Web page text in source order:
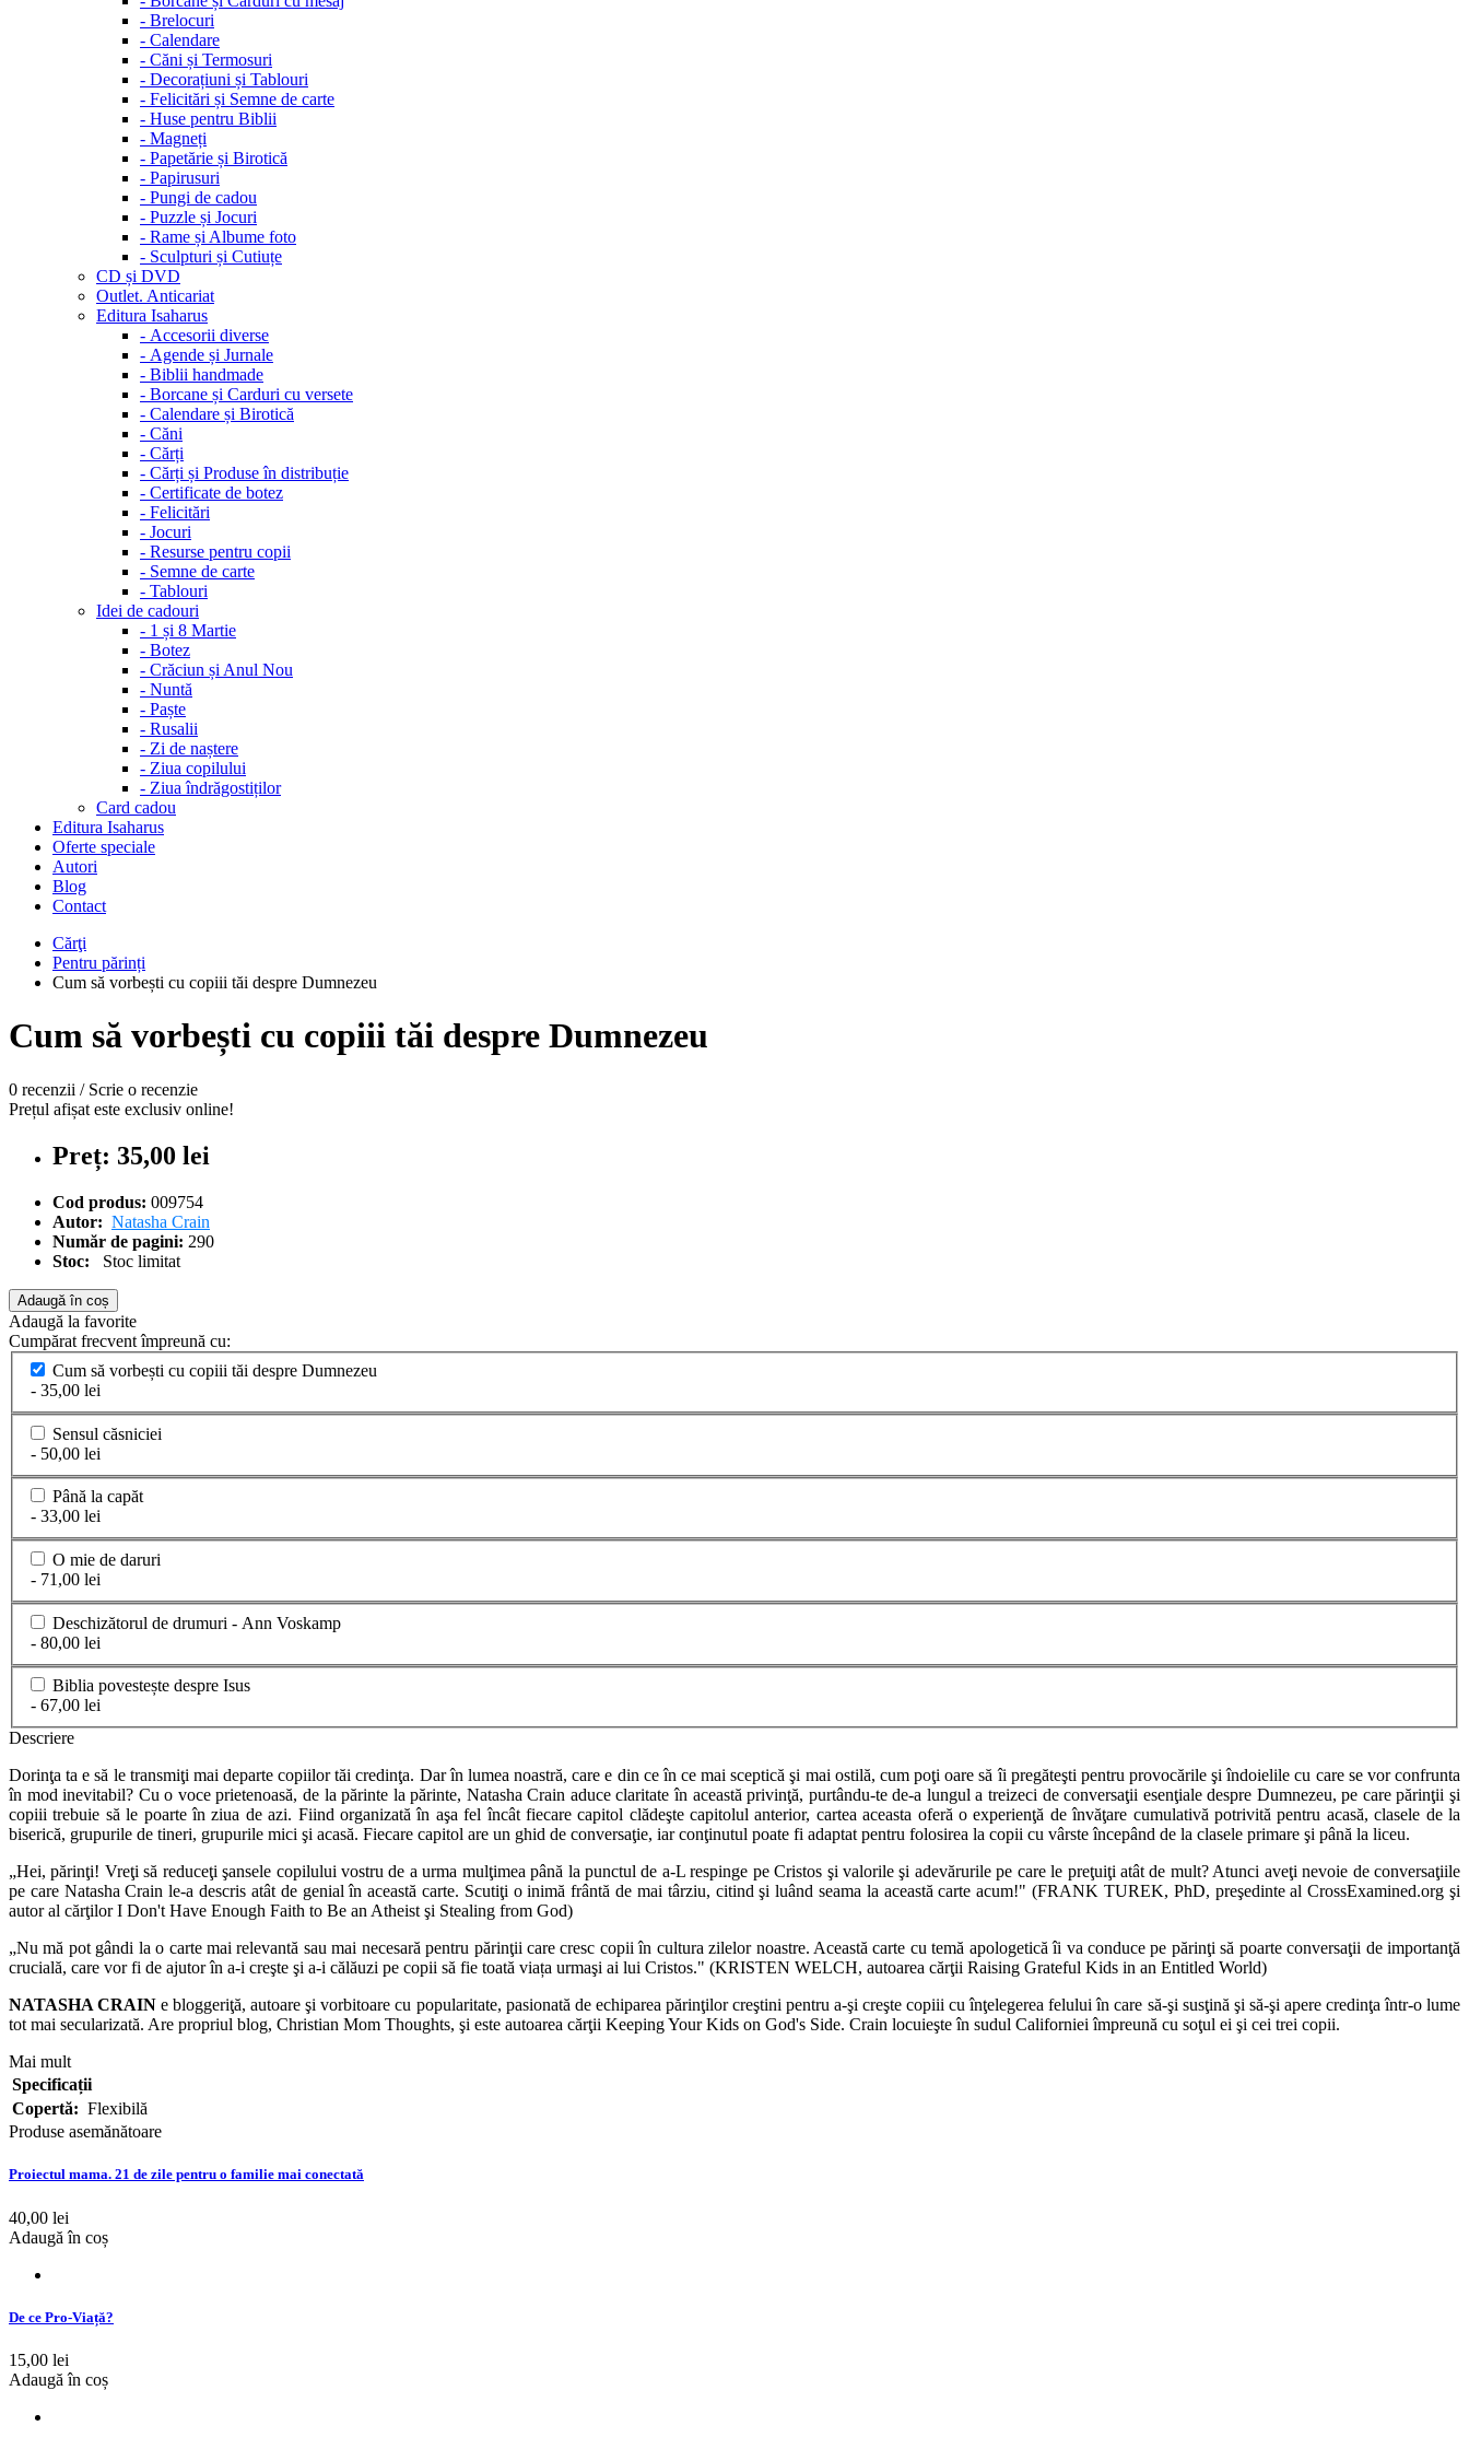
- Brelocuri
- Calendare
- Căni și Termosuri
- Decorațiuni și Tablouri
- Felicitări și Semne de carte
- Huse pentru Biblii
- Magneți
- Papetărie și Birotică
- Papirusuri
- Pungi de cadou
- Puzzle și Jocuri
- Rame și Albume foto
- Sculpturi și Cutiuțe
CD și DVD
Outlet. Anticariat
Editura Isaharus
- Accesorii diverse
- Agende și Jurnale
- Biblii handmade
- Borcane și Carduri cu versete
- Calendare și Birotică
- Căni
- Cărți
- Cărți și Produse în distribuție
- Certificate de botez
- Felicitări
- Jocuri
- Resurse pentru copii
- Semne de carte
- Tablouri
Idei de cadouri
- 1 și 8 Martie
- Botez
- Crăciun și Anul Nou
- Nuntă
- Paște
- Rusalii
- Zi de naștere
- Ziua copilului
- Ziua îndrăgostiților
Card cadou
Editura Isaharus
Oferte speciale
Autori
Blog
Contact
Cărţi
Pentru părinți
Cum să vorbești cu copiii tăi despre Dumnezeu
Cum să vorbești cu copiii tăi despre Dumnezeu
0 recenzii / Scrie o recenzie
Prețul afișat este exclusiv online!
Preț: 35,00 lei
Cod produs: 009754
Autor: Natasha Crain
Număr de pagini: 290
Stoc:
Stoc limitat
Adaugă în coș
Adaugă la favorite
Cumpărat frecvent împreună cu:
Cum să vorbești cu copiii tăi despre Dumnezeu
- 35,00 lei
Sensul căsniciei
- 50,00 lei
Până la capăt
- 33,00 lei
O mie de daruri
- 71,00 lei
Deschizătorul de drumuri - Ann Voskamp
- 80,00 lei
Biblia povestește despre Isus
- 67,00 lei
Descriere
Dorinţa ta e să le transmiţi mai departe copiilor tăi credinţa. Dar în lumea noastră, care e din ce în ce mai sceptică şi mai ostilă, cum poţi oare să îi pregăteşti pentru provocările şi îndoielile cu care se vor confrunta
în mod inevitabil? Cu o voce prietenoasă, de la părinte la părinte, Natasha Crain aduce claritate în această privinţă, purtându-te de-a lungul a treizeci de conversaţii esenţiale despre Dumnezeu, pe care părinţii şi
copiii trebuie să le poarte în ziua de azi. Fiind organizată în aşa fel încât fiecare capitol clădeşte capitolul anterior, cartea aceasta oferă o experienţă de învăţare cumulativă potrivită pentru acasă, clasele de la
biserică, grupurile de tineri, grupurile mici şi acasă. Fiecare capitol are un ghid de conversaţie, iar conţinutul poate fi adaptat pentru folosirea la copii cu vârste începând de la clasele primare şi până la liceu.
„Hei, părinţi! Vreţi să reduceţi şansele copilului vostru de a urma mulţimea până la punctul de a-L respinge pe Cristos şi valorile şi adevărurile pe care le preţuiţi atât de mult? Atunci aveţi nevoie de conversaţiile
pe care Natasha Crain le-a descris atât de genial în această carte. Scutiţi o inimă frântă de mai târziu, citind şi luând seama la această carte acum!" (FRANK TUREK, PhD, preşedinte al CrossExamined.org şi
autor al cărţilor I Don't Have Enough Faith to Be an Atheist şi Stealing from God)
„Nu mă pot gândi la o carte mai relevantă sau mai necesară pentru părinţii care cresc copii în cultura zilelor noastre. Această carte cu temă apologetică îi va conduce pe părinţi să poarte conversaţii de importanţă
crucială, care vor fi de ajutor în a-i creşte şi a-i călăuzi pe copii să fie toată viața urmaşi ai lui Cristos." (KRISTEN WELCH, autoarea cărţii Raising Grateful Kids in an Entitled World)
NATASHA CRAIN e bloggeriţă, autoare şi vorbitoare cu popularitate, pasionată de echiparea părinţilor creştini pentru a-şi creşte copiii cu înţelegerea felului în care să-şi susţină şi să-şi apere credinţa într-o lume
tot mai secularizată. Are propriul blog, Christian Mom Thoughts, şi este autoarea cărţii Keeping Your Kids on God's Side. Crain locuieşte în sudul Californiei împreună cu soţul ei şi cei trei copii.
Mai mult
Specificații
Copertă: Flexibilă
Produse asemănătoare
Proiectul mama. 21 de zile pentru o familie mai conectată
40,00 lei
Adaugă în coș
De ce Pro-Viață?
15,00 lei
Adaugă în coș